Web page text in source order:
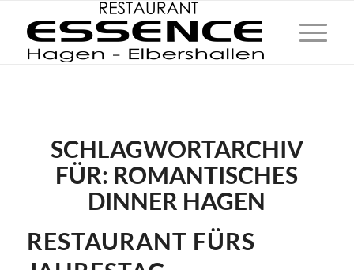
SCHLAGWORTARCHIV
FÜR: ROMANTISCHES
DINNER HAGEN
RESTAURANT FÜRS